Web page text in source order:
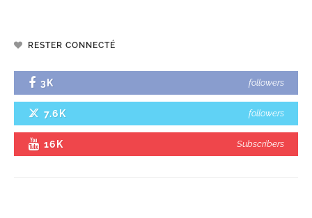
RESTER CONNECTÉ
3K followers
7.6K followers
16K Subscribers